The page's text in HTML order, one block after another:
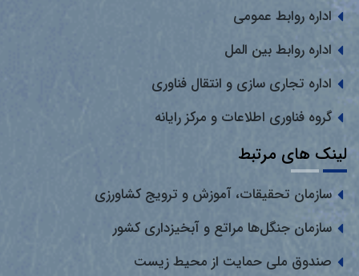
اداره روابط عمومی
اداره روابط بین المل
اداره تجاری سازی و انتقال فناوری
گروه فناوری اطلاعات و مرکز رایانه
لینک های مرتبط
سازمان تحقیقات، آموزش و ترویج کشاورزی
سازمان جنگل‌ها مراتع و آبخیزداری کشور
صندوق ملی حمایت از محیط زیست